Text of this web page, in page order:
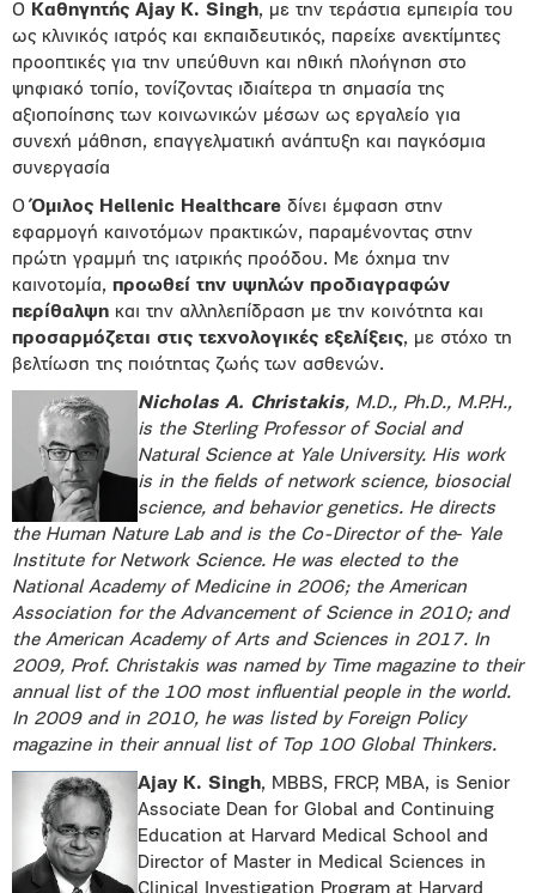
Ο Καθηγητής Ajay K. Singh, με την τεράστια εμπειρία του
ως κλινικός ιατρός και εκπαιδευτικός, παρείχε ανεκτίμητες
προοπτικές για την υπεύθυνη και ηθική πλοήγηση στο
ψηφιακό τοπίο, τονίζοντας ιδιαίτερα τη σημασία της
αξιοποίησης των κοινωνικών μέσων ως εργαλείο για
συνεχή μάθηση, επαγγελματική ανάπτυξη και παγκόσμια
συνεργασία
ΟΌμιλος Hellenic Healthcare δίνει έμφαση στην
εφαρμογή καινοτόμων πρακτικών, παραμένοντας στην
πρώτη γραμμή της ιατρικής προόδου. Με όχημα την
καινοτομία, προωθεί την υψηλών προδιαγραφών
περίθαλψη και την αλληλεπίδραση με την κοινότητα και
προσαρμόζεται στις τεχνολογικές εξελίξεις, με στόχο τη
βελτίωση της ποιότητας ζωής των ασθενών.
Nicholas A. Christakis, M.D., Ph.D., M.P.H.,
is the Sterling Professor of Social and
Natural Science at Yale University. His work
is in the ­fields of network science, biosocial
science, and behavior genetics. He directs
the Human Nature Lab and is the Co-Director of the‑ Yale
Institute for Network Science. He was elected to the
National Academy of Medicine in 2006; the American
Association for the Advancement of Science in 2010; and
the American Academy of Arts and Sciences in 2017. In
2009, Prof. Christakis was named by Time magazine to their
annual list of the 100 most influential people in the world.
In 2009 and in 2010, he was listed by Foreign Policy
magazine in their annual list of Top 100 Global Thinkers.
Ajay K. Singh, MBBS, FRCP, MBA, is Senior
Associate Dean for Global and Continuing
Education at Harvard Medical School and
Director of Master in Medical Sciences in